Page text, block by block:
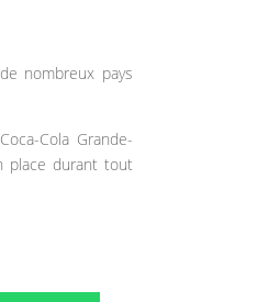
nombreux pays
Cola Grande-
place durant tout